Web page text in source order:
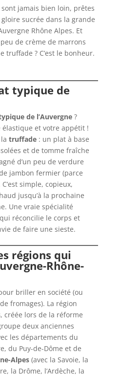
jamais bien loin, prêtes
sucrée dans la grande
Rhône Alpes. Et
de crème de marrons
truffade ? C’est le bonheur.
typique de
de l’Auvergne?
et votre appétit !
truffade: un plat à base
et de tomme fraîche
d’un peu de verdure
jambon fermier (parce
simple, copieux,
jusqu’à la prochaine
Une vraie spécialité
réconcilie le corps et
de faire une sieste.
régions qui
Rhône-
briller en société (ou
fromages). La région
, créée lors de la réforme
deux anciennes
les départements du
du Puy-de-Dôme et de
Alpes(avec la Savoie, la
la Drôme, l’Ardèche, la